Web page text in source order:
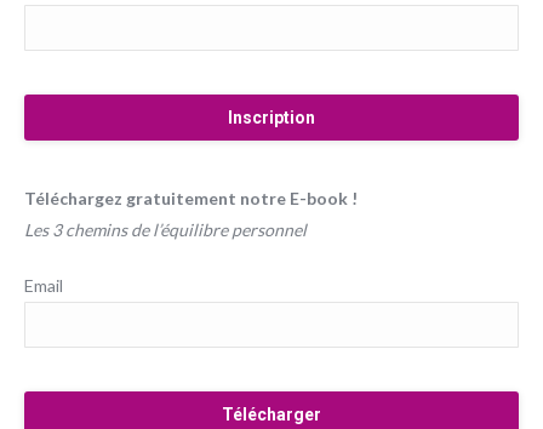
Téléchargez gratuitement notre E-book !
Les 3 chemins de l’équilibre personnel
Email